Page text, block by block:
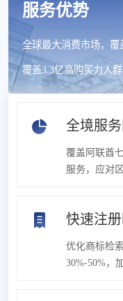
服务优势
全球最大消费市场，覆
覆盖3.3亿高购买力人群
全境服
覆盖阿联酋
服务，应对
快速注
优化商标检
30%-50%，